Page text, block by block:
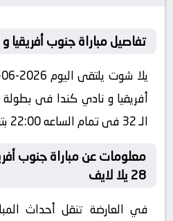
تفاصيل مباراة جنوب أفريقيا
أفريقيا و نادي كندا فى
الـ 32 فى تمام الساعه 22:00 بتوقيت مصر كورة لايف
28 يلا لايف
في العارضة تنقل أحداث